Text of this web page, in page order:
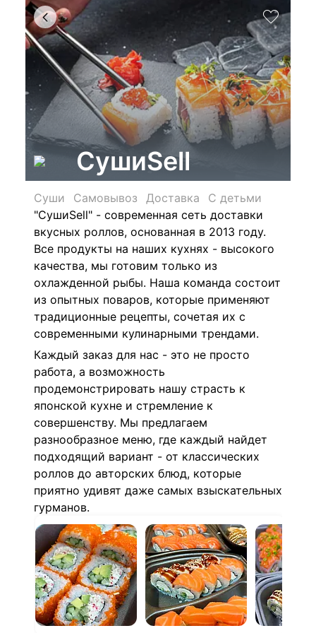
СушиSell
Суши Самовывоз Доставка
С детьми
"СушиSell" - современная сеть доставки
вкусных роллов, основанная в 2013 году.
Все продукты на наших кухнях - высокого
качества, мы готовим только из
охлажденной рыбы. Наша команда состоит
из опытных поваров, которые применяют
традиционные рецепты, сочетая их с
современными кулинарными трендами.
Каждый заказ для нас - это не просто
работа, а возможность
продемонстрировать нашу страсть к
японской кухне и стремление к
совершенству. Мы предлагаем
разнообразное меню, где каждый найдет
подходящий вариант - от классических
роллов до авторских блюд, которые
приятно удивят даже самых взыскательных
гурманов.